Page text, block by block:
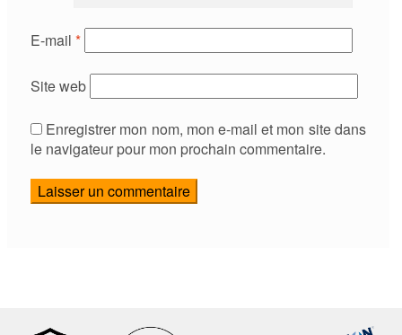
E-mail *
Site web
Enregistrer mon nom, mon e-mail et mon site dans
le navigateur pour mon prochain commentaire.